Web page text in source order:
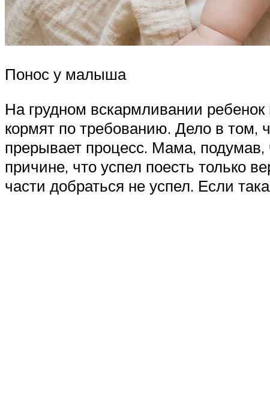
Понос у малыша
На грудном вскармливании
кормят по требованию. Дело в том,
прерывает процесс. Мама, подумав,
причине, что успел поесть только
части добраться не успел. Если